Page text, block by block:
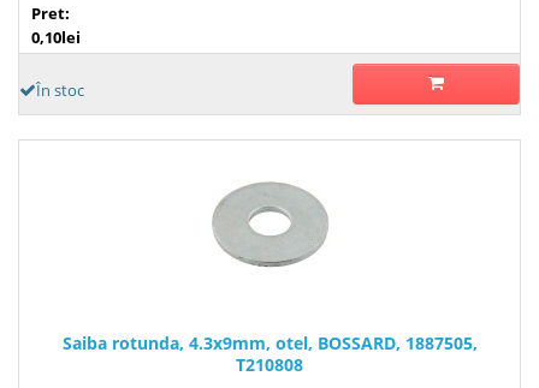
Pret:
0,10lei
În stoc
Saiba rotunda, 4.3x9mm, otel, BOSSARD, 1887505,
T210808